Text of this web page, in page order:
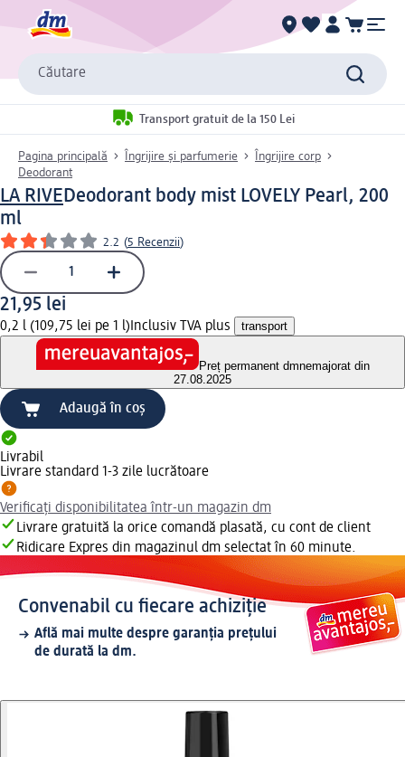
Căutare
Transport gratuit de la 150 Lei
Pagina principală Îngrijire și parfumerie
Îngrijire corp
Deodorant
LA RIVEDeodorant body mist LOVELY Pearl, 200
ml
2.2 (5 Recenzii)
21,95 lei
0,2 l (109,75 lei pe 1 l) Inclusiv TVA plus transport
Preț permanent dmnemajorat din
27.08.2025
Adaugă în coș
Livrabil
Livrare standard 1-3 zile lucrătoare
Verificați disponibilitatea într-un magazin dm
Livrare gratuită la orice comandă plasată, cu cont de client
Ridicare Expres din magazinul dm selectat în 60 minute.
Convenabil cu fiecare achiziție
Află mai multe despre garanția prețului
de durată la dm.